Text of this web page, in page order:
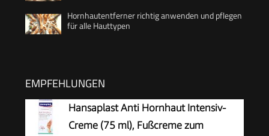
Hornhautentferner richtig anwenden und pflegen
für alle Hauttypen
EMPFEHLUNGEN
Hansaplast Anti Hornhaut Intensiv-
Creme (75 ml), Fußcreme zum